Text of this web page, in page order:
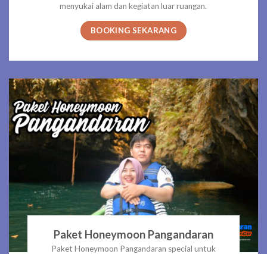
menyukai alam dan kegiatan luar ruangan.
BOOKING SEKARANG
Paket Honeymoon Pangandaran
Paket Honeymoon Pangandaran special untuk